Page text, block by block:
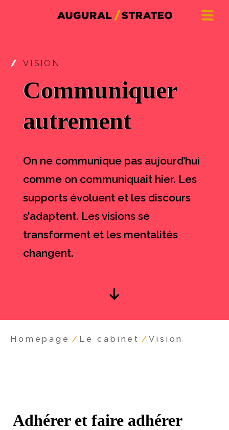
VISION
Communiquer
autrement
On ne communique pas aujourd’hui
comme on communiquait hier. Les
supports évoluent et les discours
s’adaptent. Les visions se
transforment et les mentalités
changent.
Homepage / Le cabinet /Vision
Adhérer et faire adhérer